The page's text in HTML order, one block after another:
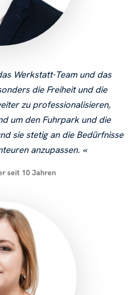
Werkstatt-Team und das
die Freiheit und die
zu professionalisieren,
um den Fuhrpark und die
sie stetig an die Bedürfnisse
anzupassen.
seit 10 Jahren